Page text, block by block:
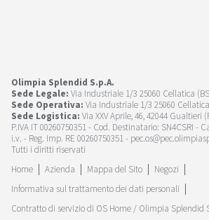
Olimpia Splendid S.p.A.
Sede Legale: Via Industriale 1/3 25060 Cellatica
Sede Operativa: Via Industriale 1/3 25060
Sede Logistica: Via XXV Aprile, 46, 42044 Gualtieri
P.IVA IT 00260750351 - Cod. Destinatario: SN4CSRI -
i.v. - Reg. Imp. RE 00260750351 -
Tutti i diritti riservati
Home
Azienda Mappa del Sito
Negozi
Informativa sul trattamento dei dati personali
Contratto di servizio di OS Home / Olimpia Splendid